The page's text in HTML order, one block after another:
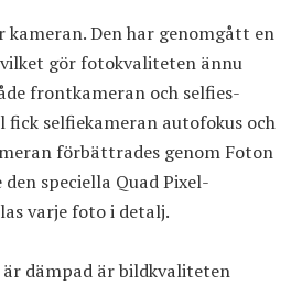
kameran. Den har genomgått en
gör fotokvaliteten ännu
frontkameran och selfies-
fick selfiekameran autofokus och
förbättrades genom Foton
speciella Quad Pixel-
varje foto i detalj.
dämpad är bildkvaliteten